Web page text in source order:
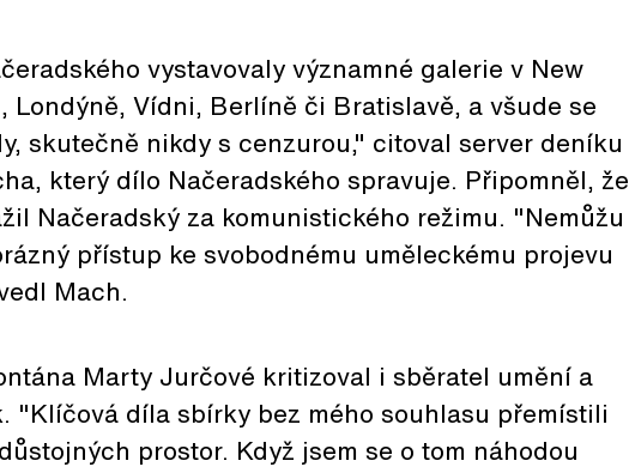
vystavovaly významné galerie v New
Londýně, Vídni, Berlíně či Bratislavě, a všude se
skutečně nikdy s cenzurou," citoval server deníku
který dílo Načeradského spravuje. Připomněl, že
Načeradský za komunistického režimu. "Nemůžu
přístup ke svobodnému uměleckému projevu
Mach.
Marty Jurčové kritizoval i sběratel umění a
"Klíčová díla sbírky bez mého souhlasu přemístili
prostor. Když jsem se o tom náhodou